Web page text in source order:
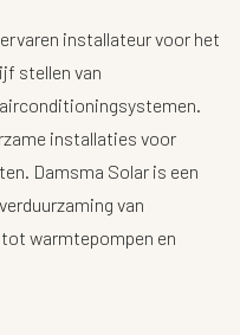
installateur voor het
stellen van
installaties voor
Damsma Solar is een
van
warmtepompen en